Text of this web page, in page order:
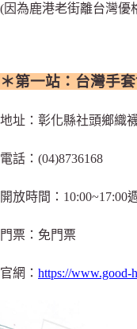
(因為鹿港老街離台灣優
＊第一站：台灣手
地址：彰化縣社頭鄉織
電話：(04)8736168
開放時間：10:00~17:00
門票：免門票
官網： https://www.good-